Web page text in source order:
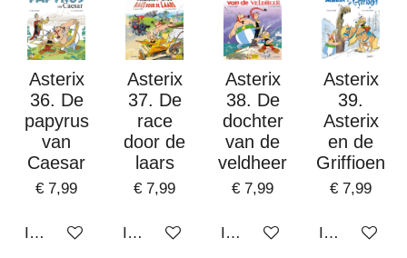
Asterix
36. De
papyrus
van
Caesar
€ 7,99
In winkelwagen
Asterix
37. De
race
door de
laars
€ 7,99
In winkelwagen
Asterix
38. De
dochter
van de
veldheer
€ 7,99
In winkelwagen
Asterix
39.
Asterix
en de
Griffioen
€ 7,99
In